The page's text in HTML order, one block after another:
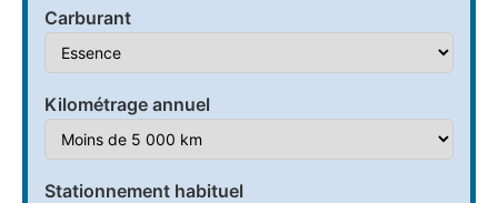
Carburant
Kilométrage annuel
Stationnement habituel